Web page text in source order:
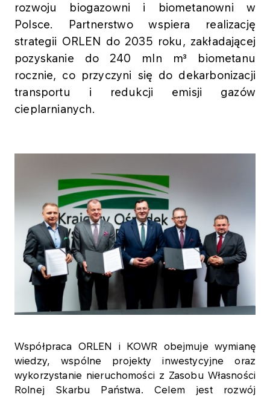
rozwoju biogazowni i biometanowni w
Polsce. Partnerstwo wspiera realizację
strategii ORLEN do 2035 roku, zakładającej
pozyskanie do 240 mln m³ biometanu
rocznie, co przyczyni się do dekarbonizacji
transportu i redukcji emisji gazów
cieplarnianych.
Współpraca ORLEN i KOWR obejmuje wymianę
wiedzy, wspólne projekty inwestycyjne oraz
wykorzystanie nieruchomości z Zasobu Własności
Rolnej Skarbu Państwa. Celem jest rozwój